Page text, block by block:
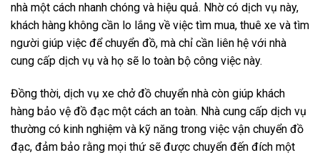
nhà một cách nhanh chóng và hiệu quả. Nhờ có dịch vụ này,
khách hàng không cần lo lắng về việc tìm mua, thuê xe và tìm
người giúp việc để chuyển đồ, mà chỉ cần liên hệ với nhà
cung cấp dịch vụ và họ sẽ lo toàn bộ công việc này.
Đồng thời, dịch vụ xe chở đồ chuyển nhà còn giúp khách
hàng bảo vệ đồ đạc một cách an toàn. Nhà cung cấp dịch vụ
thường có kinh nghiệm và kỹ năng trong việc vận chuyển đồ
đạc, đảm bảo rằng mọi thứ sẽ được chuyển đến đích một